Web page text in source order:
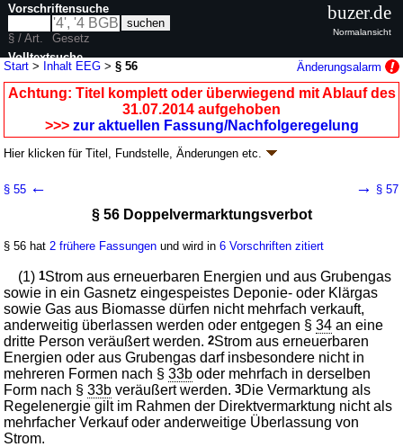
Start > Inhalt EEG >§ 56 Änderungsalarm
Achtung: Titel komplett oder überwiegend mit Ablauf des
31.07.2014 aufgehoben
>>> zur aktuellen Fassung/Nachfolgeregelung
Hier klicken fürTitel, Fundstelle, Änderungen etc.
G. v. 21.07.2014BGBl. I S. 1066
18 weitere Fassungen | Drucksachen / Entwurf / Begründung
Teil 5 Transparenz
Abschnitt 3 Herkunftsnachweis und
Doppelvermarktungsverbot
§ 55 ← → § 57
§ 56 Doppelvermarktungsverbot
§ 56 hat 2 frühere Fassungen und wird in6 Vorschriften zitiert
(1)1Strom aus erneuerbaren Energien und aus Grubengas
sowie in ein Gasnetz eingespeistes Deponie- oder Klärgas
sowie Gas aus Biomasse dürfen nicht mehrfach verkauft,
anderweitig überlassen werden oder entgegen §34 an eine
dritte Person veräußert werden.2Strom aus erneuerbaren
Energien oder aus Grubengas darf insbesondere nicht in
mehreren Formen nach §33b oder mehrfach in derselben
Form nach §33b veräußert werden.3Die Vermarktung als
Regelenergie gilt im Rahmen der Direktvermarktung nicht als
mehrfacher Verkauf oder anderweitige Überlassung von
Strom.
Vorschriftensuche
§ / Art.
Gesetz
Volltextsuche
nur in EEG
buzer.de
Normalansicht